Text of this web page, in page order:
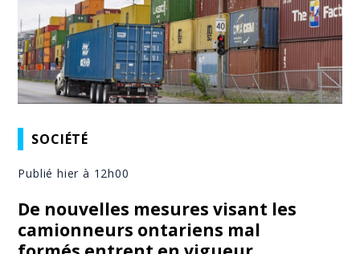
SOCIÉTÉ
Publié hier à 12h00
De nouvelles mesures visant les
camionneurs ontariens mal